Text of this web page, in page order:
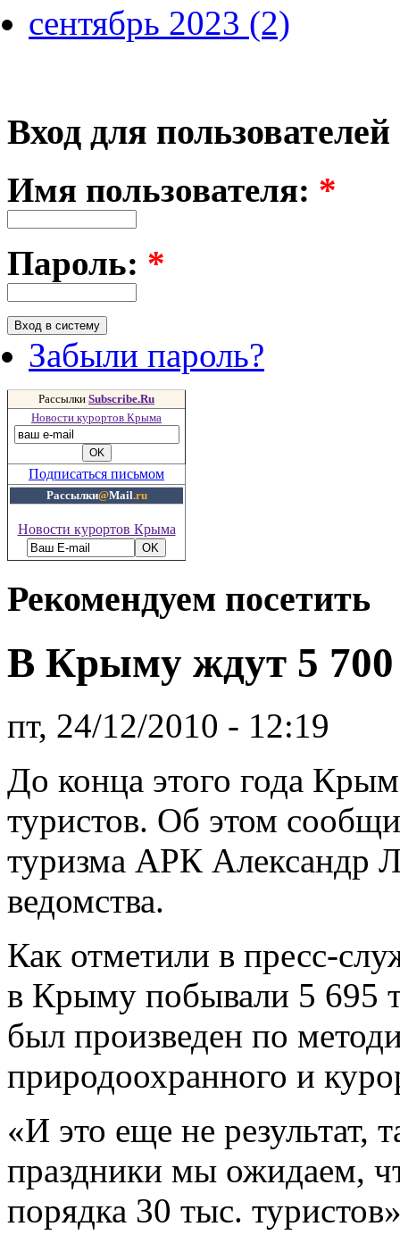
сентябрь 2023 (2)
Вход для пользователей
Имя пользователя: *
Пароль: *
Забыли пароль?
Рассылки Subscribe.Ru
Новости курортов Крыма
Подписаться письмом
Рассылки@Mail.ru
Новости курортов Крыма
Рекомендуем посетить
В Крыму ждут 5 700
пт, 24/12/2010 - 12:19
До конца этого года
туристов. Об этом
туризма АРК Александр
ведомства.
Как отметили в пресс-
в Крыму побывали 5 695
был произведен по
природоохранного и
«И это еще не результат,
праздники мы ожидаем,
порядка 30 тыс.